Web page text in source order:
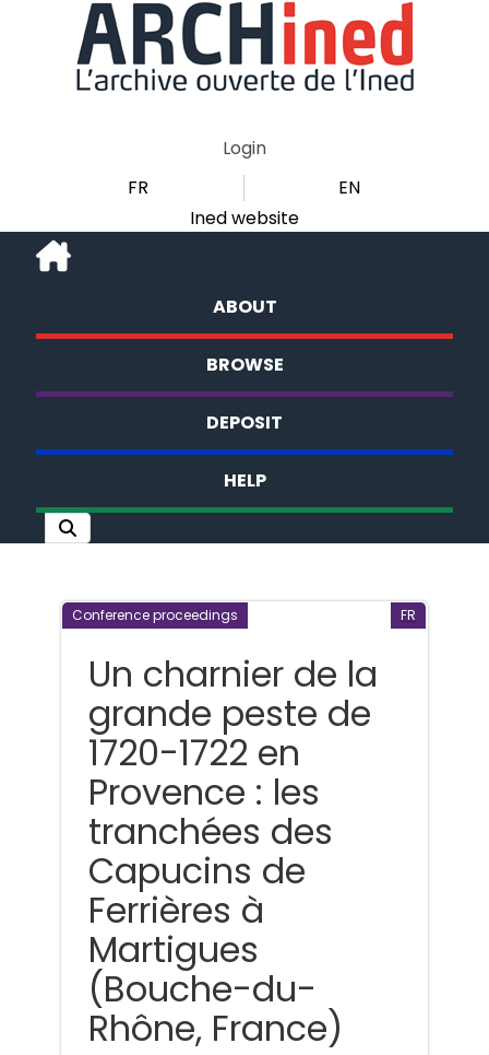
Login
FR
EN
Ined website
ABOUT
BROWSE
DEPOSIT
HELP
Conference proceedings FR
Un charnier de la
grande peste de
1720-1722 en
Provence : les
tranchées des
Capucins de
Ferrières à
Martigues
(Bouche-du-
Rhône, France)